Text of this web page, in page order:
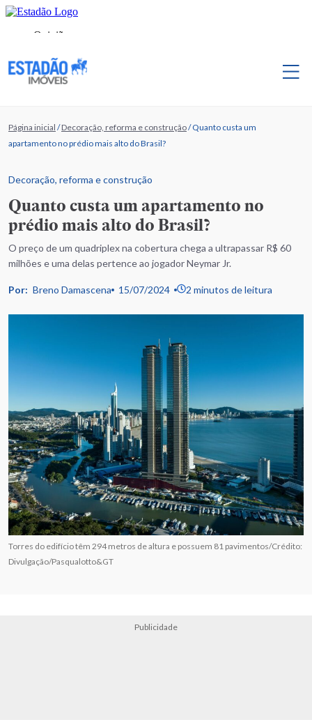
Página inicial /Decoração, reforma e construção/Quanto custa um
apartamento no prédio mais alto do Brasil?
Decoração, reforma e construção
Quanto custa um apartamento no
prédio mais alto do Brasil?
O preço de um quadriplex na cobertura chega a ultrapassar R$ 60
milhões e uma delas pertence ao jogador Neymar Jr.
Por: Breno Damascena 15/07/2024 2 minutos de leitura
Torres do edifício têm 294 metros de altura e possuem 81 pavimentos/Crédito:
Divulgação/Pasqualotto&GT
Publicidade